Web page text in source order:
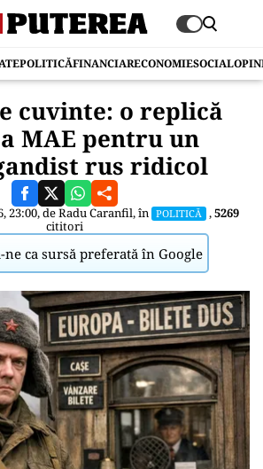
POLITICĂFINANCIARECONOMIESOCIAL
cuvinte: o replică
MAE pentru un
rus ridicol
23:00, deRadu Caranfil, în POLITICĂ ,5269
cititori
ne ca sursă preferată în Google